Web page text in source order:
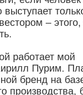
выступает
–
работает мой
Пурим.
бренд на
производства,